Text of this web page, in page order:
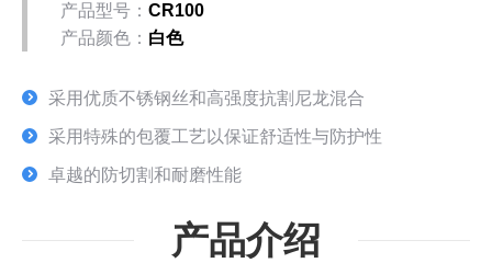
产品型号： CR100
产品颜色： 白色
采用优质不锈钢丝和高强度抗割尼龙混合
采用特殊的包覆工艺以保证舒适性与防护性
卓越的防切割和耐磨性能
产品介绍